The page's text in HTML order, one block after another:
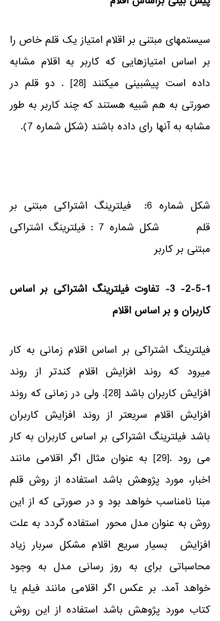
سیستم­های مبتنی بر اقلام امتیاز یک قلم خاص را
بر اساس امتیازهایی که کاربر به اقلام مشابه
داده است پیش­بینی می­کنند [28] . دو قلم در
صورتی به هم شبیه هستند که چند کاربر به طور
مشابه به آنها رای داده باشند (شکل شماره­ 7).
شکل شماره­ 6: فیلترینگ اشتراکی مبتنی بر
قلم شکل شماره­ 7 : فیلترینگ اشتراکی
مبتنی بر کاربر
2-5-1- 3- تفاوت فیلترینگ اشتراکی بر اساس
کاربران و بر اساس اقلام
فیلترینگ اشتراکی بر اساس اقلام زمانی به کار
می­رود که روند افزایش اقلام کندتر از روند
افزایش کاربران باشد [28]. ولی در زمانی که روند
افزایش اقلام سریع­تر از روند افزایش کاربران
باشد فیلترینگ اشتراکی بر اساس کاربران به کار
می رود .[29] به عنوان مثال اگر اقلامی مانند
اخبار، مورد پژوهش باشد استفاده از روش قلم
مبنا نامناسب خواهد بود و در صورتی که از این
روش به عنوان مدل محور استفاده گردد به علت
افزایش بسیار سریع اقلام مشکل سربار زیاد
محاسباتی برای به روز رسانی مدل به وجود
خواهد آمد. بر عکس اگر اقلامی مانند فیلم یا
کتاب مورد پژوهش باشد استفاده از این روش